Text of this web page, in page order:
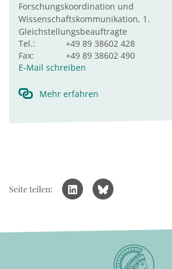
Forschungskoordination und
Wissenschaftskommunikation, 1.
Gleichstellungsbeauftragte
Tel.:
+49 89 38602 428
Fax:
+49 89 38602 490
E-Mail schreiben
Mehr erfahren
Seite teilen: